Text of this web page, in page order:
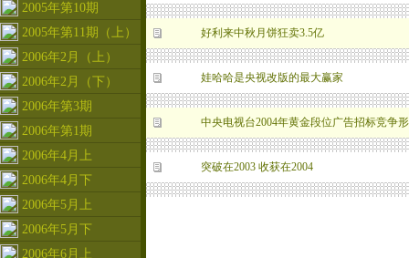
2005年第10期
2005年第11期（上）
2006年2月（上）
2006年2月（下）
2006年第3期
2006年第1期
2006年4月上
2006年4月下
2006年5月上
2006年5月下
2006年6月上
好利来中秋月饼狂卖3.5亿
娃哈哈是央视改版的最大赢家
中央电视台2004年黄金段位广告招标竞争
突破在2003 收获在2004